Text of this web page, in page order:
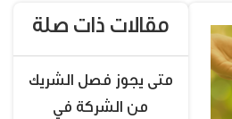
مقالات ذات صلة
متى يجوز فصل الشريك
من الشركة في